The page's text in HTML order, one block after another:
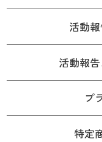
活動
活動報
プ
特定